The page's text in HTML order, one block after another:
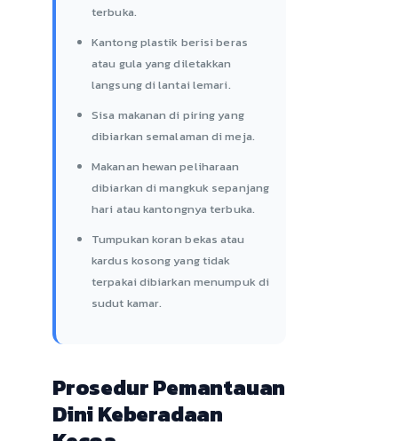
terbuka.
Kantong plastik berisi beras
atau gula yang diletakkan
langsung di lantai lemari.
Sisa makanan di piring yang
dibiarkan semalaman di meja.
Makanan hewan peliharaan
dibiarkan di mangkuk sepanjang
hari atau kantongnya terbuka.
Tumpukan koran bekas atau
kardus kosong yang tidak
terpakai dibiarkan menumpuk di
sudut kamar.
Prosedur Pemantauan
Dini Keberadaan